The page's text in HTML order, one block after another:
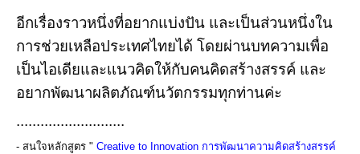
อีกเรื่องราวหนึ่งที่อยากแบ่งปัน และเป็นส่วนหนึ่งใน
การช่วยเหลือประเทศไทยได้ โดยผ่านบทความเพื่อ
เป็นไอเดียและเเนวคิดให้กับคนคิดสร้างสรรค์ และ
อยากพัฒนาผลิตภัณฑ์นวัตกรรมทุกท่านค่ะ
...........................
- สนใจหลักสูตร " Creative to Innovation การพัฒนาความคิดสร้างสรรค์